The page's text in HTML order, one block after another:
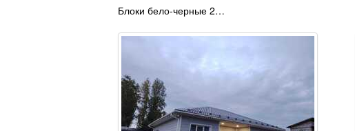
Блоки бело-черные 2…